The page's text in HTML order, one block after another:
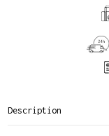
Description